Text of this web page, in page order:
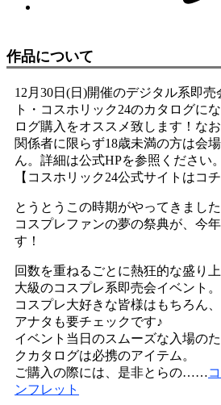
作品について
12月30日(日)開催のデジタル系即
ト・コスホリック24のカタログに
ログ購入をオススメ致します！な
関係者に限らず18歳未満の方は会
ん。詳細は公式HPを参照ください
【コスホリック24公式サイトはコチ
とうとうこの時期がやってきました
コスプレファンの夢の祭典が、今
す！
回数を重ねるごとに熱狂的な盛り
大級のコスプレ系即売会イベント。
コスプレ大好きな皆様はもちろん
アナタも要チェックです♪
イベント当日のスムーズな入場の
クカタログは必携のアイテム。
ご購入の際には、是非とらの……
ンフレット